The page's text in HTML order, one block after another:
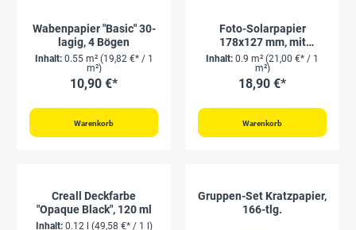
Wabenpapier "Basic" 30-
lagig, 4 Bögen
Inhalt: 0.55 m² (19,82 €* / 1
m²)
10,90 €*
Warenkorb
Foto-Solarpapier
178x127 mm, mit
Fixierscheibe, 40 Blatt
Inhalt: 0.9 m² (21,00 €* / 1
m²)
18,90 €*
Warenkorb
Creall Deckfarbe
"Opaque Black", 120 ml
Inhalt: 0.12 l (49,58 €* / 1 l)
Gruppen-Set Kratzpapier,
166-tlg.